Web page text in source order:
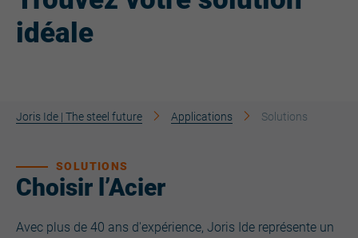
idéale
Joris Ide | The steel future Applications Solutions
Choisir l’Acier
SOLUTIONS
Avec plus de 40 ans d'expérience, Joris Ide représente un